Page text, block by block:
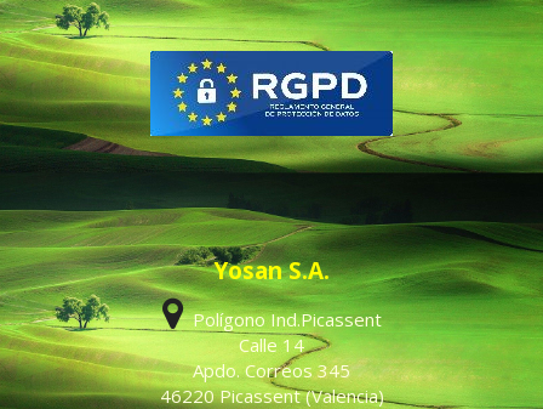
Yosan S.A.
Polígono Ind.Picassent
Calle 14
Apdo. Correos 345
46220 Picassent (Valencia)